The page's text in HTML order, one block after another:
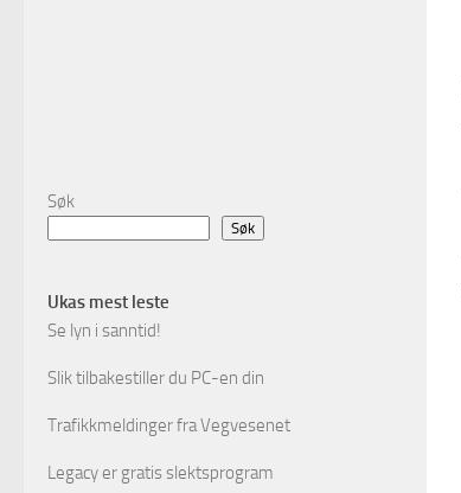
Søk
Søk
Ukas mest leste
Se lyn i sanntid!
Slik tilbakestiller du PC-en din
Trafikkmeldinger fra Vegvesenet
Legacy er gratis slektsprogram